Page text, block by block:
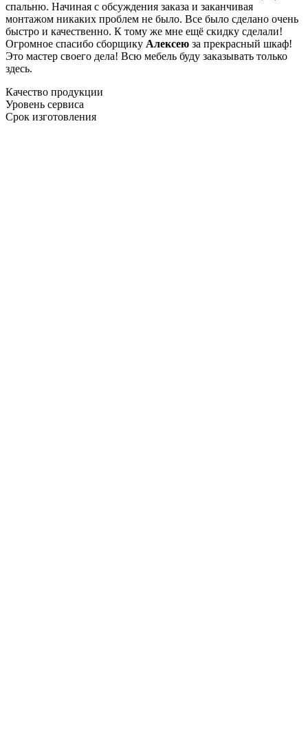
спальню. Начиная с обсуждения заказа и заканчивая
монтажом никаких проблем не было. Все было сделано очень
быстро и качественно. К тому же мне ещё скидку сделали!
Огромное спасибо сборщику Алексею за прекрасный шкаф!
Это мастер своего дела! Всю мебель буду заказывать только
здесь.
Качество продукции
Уровень сервиса
Срок изготовления